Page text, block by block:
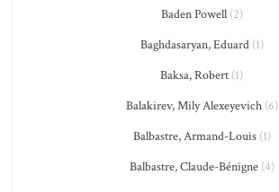
Baden Powell(2)
Baghdasaryan, Eduard(1)
Baksa, Robert (1)
Balakirev, Mily Alexeyevich(6)
Balbastre, Armand-Louis(1)
Balbastre, Claude-Bénigne(4)